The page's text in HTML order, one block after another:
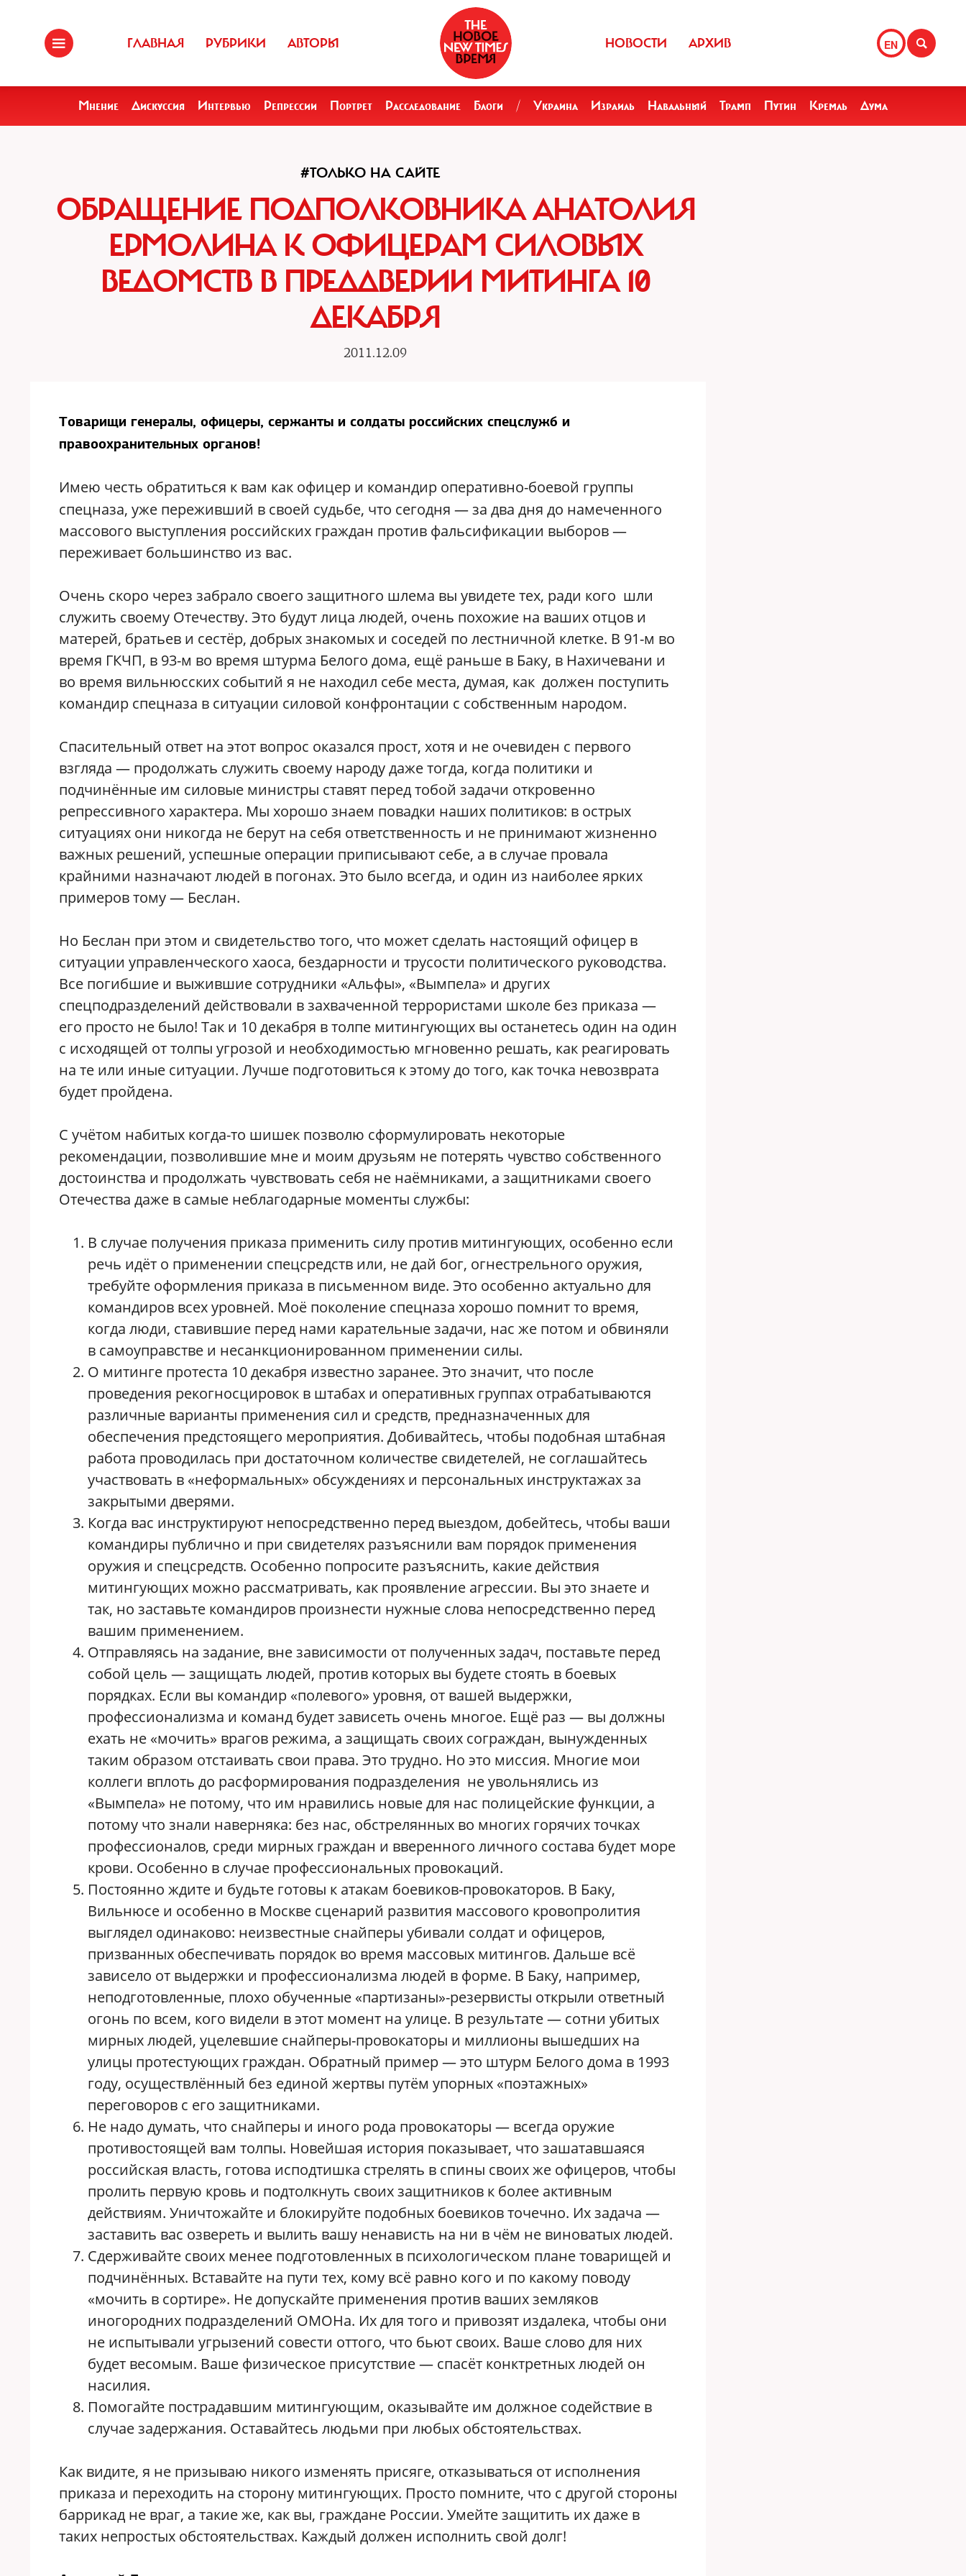
ГЛАВНАЯ РУБРИКИ АВТОРЫ EN
НОВОСТИ АРХИВ
Мнение Дискуссия Интервью Репрессии Портрет Расследование Блоги / Украина Израиль Навальный Трамп Путин Кремль Дума
#ТОЛЬКО НА САЙТЕ
ОБРАЩЕНИЕ ПОДПОЛКОВНИКА АНАТОЛИЯ
ЕРМОЛИНА К ОФИЦЕРАМ СИЛОВЫХ
ВЕДОМСТВ В ПРЕДДВЕРИИ МИТИНГА 10
ДЕКАБРЯ
2011.12.09
Товарищи генералы, офицеры, сержанты и солдаты российских спецслужб и
правоохранительных органов!
Имею честь обратиться к вам как офицер и командир оперативно-боевой группы
спецназа, уже переживший в своей судьбе, что сегодня — за два дня до намеченного
массового выступления российских граждан против фальсификации выборов —
переживает большинство из вас.
Очень скоро через забрало своего защитного шлема вы увидете тех, ради кого шли
служить своему Отечеству. Это будут лица людей, очень похожие на ваших отцов и
матерей, братьев и сестёр, добрых знакомых и соседей по лестничной клетке. В 91-м во
время ГКЧП, в 93-м во время штурма Белого дома, ещё раньше в Баку, в Нахичевани и
во время вильнюсских событий я не находил себе места, думая, как должен поступить
командир спецназа в ситуации силовой конфронтации с собственным народом.
Спасительный ответ на этот вопрос оказался прост, хотя и не очевиден с первого
взгляда — продолжать служить своему народу даже тогда, когда политики и
подчинённые им силовые министры ставят перед тобой задачи откровенно
репрессивного характера. Мы хорошо знаем повадки наших политиков: в острых
ситуациях они никогда не берут на себя ответственность и не принимают жизненно
важных решений, успешные операции приписывают себе, а в случае провала
крайними назначают людей в погонах. Это было всегда, и один из наиболее ярких
примеров тому — Беслан.
Но Беслан при этом и свидетельство того, что может сделать настоящий офицер в
ситуации управленческого хаоса, бездарности и трусости политического руководства.
Все погибшие и выжившие сотрудники «Альфы», «Вымпела» и других
спецподразделений действовали в захваченной террористами школе без приказа —
его просто не было! Так и 10 декабря в толпе митингующих вы останетесь один на один
с исходящей от толпы угрозой и необходимостью мгновенно решать, как реагировать
на те или иные ситуации. Лучше подготовиться к этому до того, как точка невозврата
будет пройдена.
С учётом набитых когда-то шишек позволю сформулировать некоторые
рекомендации, позволившие мне и моим друзьям не потерять чувство собственного
достоинства и продолжать чувствовать себя не наёмниками, а защитниками своего
Отечества даже в самые неблагодарные моменты службы:
В случае получения приказа применить силу против митингующих, особенно если
речь идёт о применении спецсредств или, не дай бог, огнестрельного оружия,
требуйте оформления приказа в письменном виде. Это особенно актуально для
командиров всех уровней. Моё поколение спецназа хорошо помнит то время,
когда люди, ставившие перед нами карательные задачи, нас же потом и обвиняли
в самоуправстве и несанкционированном применении силы.
О митинге протеста 10 декабря известно заранее. Это значит, что после
проведения рекогносцировок в штабах и оперативных группах отрабатываются
различные варианты применения сил и средств, предназначенных для
обеспечения предстоящего мероприятия. Добивайтесь, чтобы подобная штабная
работа проводилась при достаточном количестве свидетелей, не соглашайтесь
участвовать в «неформальных» обсуждениях и персональных инструктажах за
закрытыми дверями.
Когда вас инструктируют непосредственно перед выездом, добейтесь, чтобы ваши
командиры публично и при свидетелях разъяснили вам порядок применения
оружия и спецсредств. Особенно попросите разъяснить, какие действия
митингующих можно рассматривать, как проявление агрессии. Вы это знаете и
так, но заставьте командиров произнести нужные слова непосредственно перед
вашим применением.
Отправляясь на задание, вне зависимости от полученных задач, поставьте перед
собой цель — защищать людей, против которых вы будете стоять в боевых
порядках. Если вы командир «полевого» уровня, от вашей выдержки,
профессионализма и команд будет зависеть очень многое. Ещё раз — вы должны
ехать не «мочить» врагов режима, а защищать своих сограждан, вынужденных
таким образом отстаивать свои права. Это трудно. Но это миссия. Многие мои
коллеги вплоть до расформирования подразделения не увольнялись из
«Вымпела» не потому, что им нравились новые для нас полицейские функции, а
потому что знали наверняка: без нас, обстрелянных во многих горячих точках
профессионалов, среди мирных граждан и вверенного личного состава будет море
крови. Особенно в случае профессиональных провокаций.
Постоянно ждите и будьте готовы к атакам боевиков-провокаторов. В Баку,
Вильнюсе и особенно в Москве сценарий развития массового кровопролития
выглядел одинаково: неизвестные снайперы убивали солдат и офицеров,
призванных обеспечивать порядок во время массовых митингов. Дальше всё
зависело от выдержки и профессионализма людей в форме. В Баку, например,
неподготовленные, плохо обученные «партизаны»-резервисты открыли ответный
огонь по всем, кого видели в этот момент на улице. В результате — сотни убитых
мирных людей, уцелевшие снайперы-провокаторы и миллионы вышедших на
улицы протестующих граждан. Обратный пример — это штурм Белого дома в 1993
году, осуществлённый без единой жертвы путём упорных «поэтажных»
переговоров с его защитниками.
Не надо думать, что снайперы и иного рода провокаторы — всегда оружие
противостоящей вам толпы. Новейшая история показывает, что зашатавшаяся
российская власть, готова исподтишка стрелять в спины своих же офицеров, чтобы
пролить первую кровь и подтолкнуть своих защитников к более активным
действиям. Уничтожайте и блокируйте подобных боевиков точечно. Их задача —
заставить вас озвереть и вылить вашу ненависть на ни в чём не виноватых людей.
Сдерживайте своих менее подготовленных в психологическом плане товарищей и
подчинённых. Вставайте на пути тех, кому всё равно кого и по какому поводу
«мочить в сортире». Не допускайте применения против ваших земляков
иногородних подразделений ОМОНа. Их для того и привозят издалека, чтобы они
не испытывали угрызений совести оттого, что бьют своих. Ваше слово для них
будет весомым. Ваше физическое присутствие — спасёт конктретных людей он
насилия.
Помогайте пострадавшим митингующим, оказывайте им должное содействие в
случае задержания. Оставайтесь людьми при любых обстоятельствах.
Как видите, я не призываю никого изменять присяге, отказываться от исполнения
приказа и переходить на сторону митингующих. Просто помните, что с другой стороны
баррикад не враг, а такие же, как вы, граждане России. Умейте защитить их даже в
таких непростых обстоятельствах. Каждый должен исполнить свой долг!